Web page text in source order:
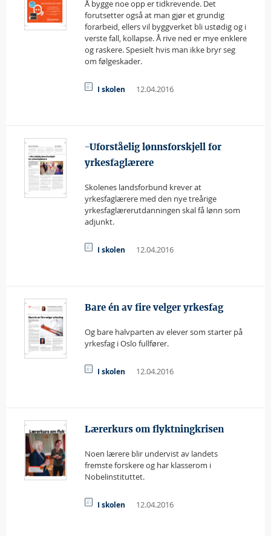
Å bygge noe opp er tidkrevende. Det
forutsetter også at man gjør et grundig
forarbeid, ellers vil byggverket bli ustødig og i
verste fall, kollapse. Å rive ned er mye enklere
og raskere. Spesielt hvis man ikke bryr seg
om følgeskader.
I skolen 12.04.2016
−Uforståelig lønnsforskjell for
yrkesfaglærere
Skolenes landsforbund krever at
yrkesfaglærere med den nye treårige
yrkesfaglærerutdanningen skal få lønn som
adjunkt.
I skolen 12.04.2016
Bare én av fire velger yrkesfag
Og bare halvparten av elever som starter på
yrkesfag i Oslo fullfører.
I skolen 12.04.2016
Lærerkurs om flyktningkrisen
Noen lærere blir undervist av landets
fremste forskere og har klasserom i
Nobelinstituttet.
I skolen 12.04.2016